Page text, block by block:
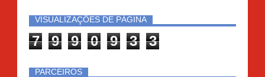
VISUALIZAÇÕES DE PÁGINA
7 9 9 0 9 3 3
PARCEIROS